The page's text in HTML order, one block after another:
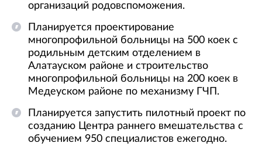
организаций родовспоможения.
Планируется проектирование
многопрофильной больницы на 500 коек с
родильным детским отделением в
Алатауском районе и строительство
многопрофильной больницы на 200 коек в
Медеуском районе по механизму ГЧП.
Планируется запустить пилотный проект по
созданию Центра раннего вмешательства с
обучением 950 специалистов ежегодно.